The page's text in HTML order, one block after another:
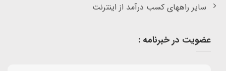
سایر راههای کسب درآمد از اینترنت
عضویت در خبرنامه :